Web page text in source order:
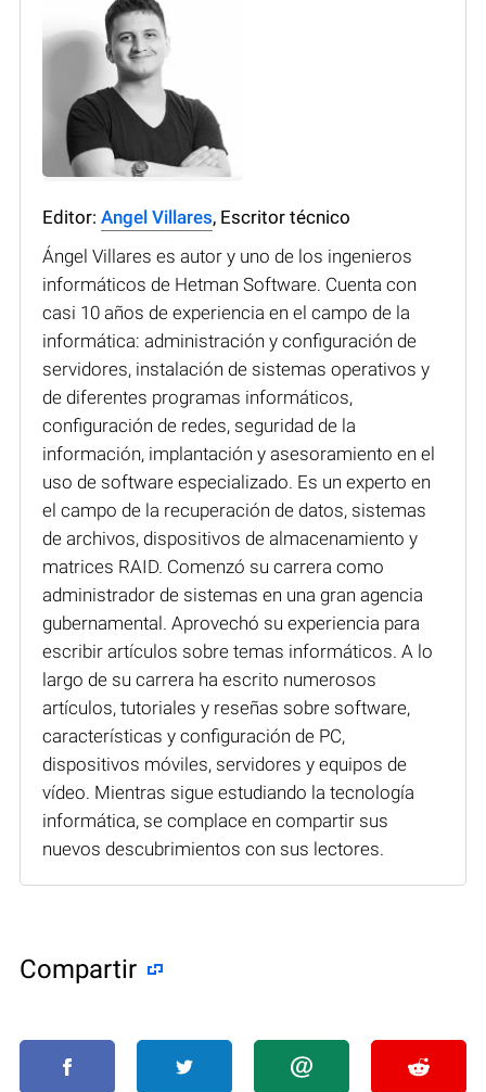
Editor: Angel Villares, Escritor técnico
Ángel Villares es autor y uno de los ingenieros
informáticos de Hetman Software. Cuenta con
casi 10 años de experiencia en el campo de la
informática: administración y configuración de
servidores, instalación de sistemas operativos y
de diferentes programas informáticos,
configuración de redes, seguridad de la
información, implantación y asesoramiento en el
uso de software especializado. Es un experto en
el campo de la recuperación de datos, sistemas
de archivos, dispositivos de almacenamiento y
matrices RAID. Comenzó su carrera como
administrador de sistemas en una gran agencia
gubernamental. Aprovechó su experiencia para
escribir artículos sobre temas informáticos. A lo
largo de su carrera ha escrito numerosos
artículos, tutoriales y reseñas sobre software,
características y configuración de PC,
dispositivos móviles, servidores y equipos de
vídeo. Mientras sigue estudiando la tecnología
informática, se complace en compartir sus
nuevos descubrimientos con sus lectores.
Compartir